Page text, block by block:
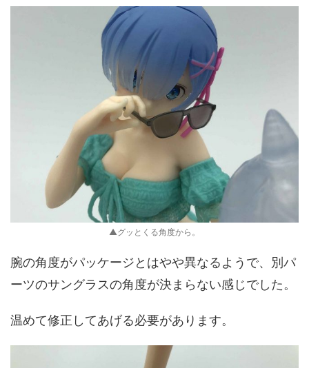
▲グッとくる角度から。
腕の角度がパッケージとはやや異なるようで、別パ
ーツのサングラスの角度が決まらない感じでした。
温めて修正してあげる必要があります。